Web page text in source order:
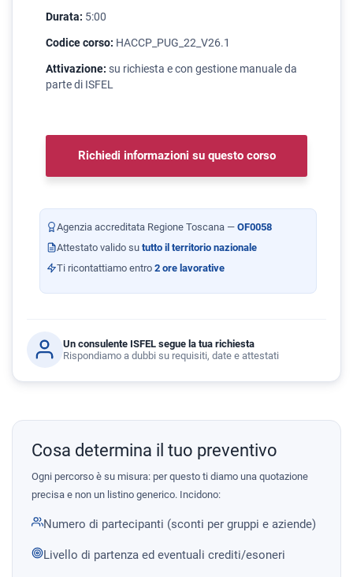
Durata: 5:00
Codice corso: HACCP_PUG_22_V26.1
Attivazione: su richiesta e con gestione manuale da
parte di ISFEL
Richiedi informazioni su questo corso
Agenzia accreditata Regione Toscana — OF0058
Attestato valido su tutto il territorio nazionale
Ti ricontattiamo entro 2 ore lavorative
Un consulente ISFEL segue la tua richiesta
Rispondiamo a dubbi su requisiti, date e attestati
Cosa determina il tuo preventivo
Ogni percorso è su misura: per questo ti diamo una quotazione
precisa e non un listino generico. Incidono:
Numero di partecipanti (sconti per gruppi e aziende)
Livello di partenza ed eventuali crediti/esoneri